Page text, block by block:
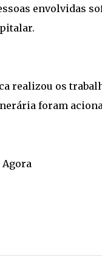
envolvidas
realizou os
foram
Agora